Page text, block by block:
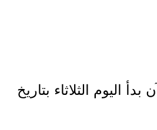
اليوم الثلاثاء بتاريخ